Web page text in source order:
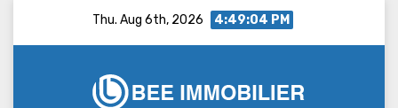
Thu. Aug 6th, 2026 4:49:05 PM